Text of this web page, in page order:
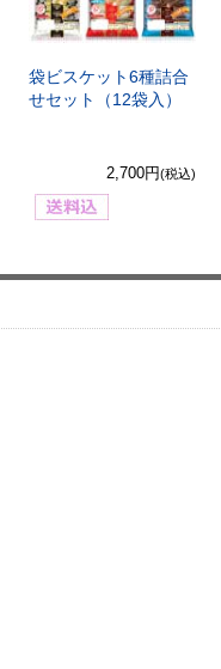
袋ビスケット6種詰合
せセット（12袋入）
2,700円(税込)